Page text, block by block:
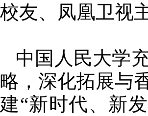
校友、凤凰卫视
中国人民大学
略，深化拓展与
建“新时代、新